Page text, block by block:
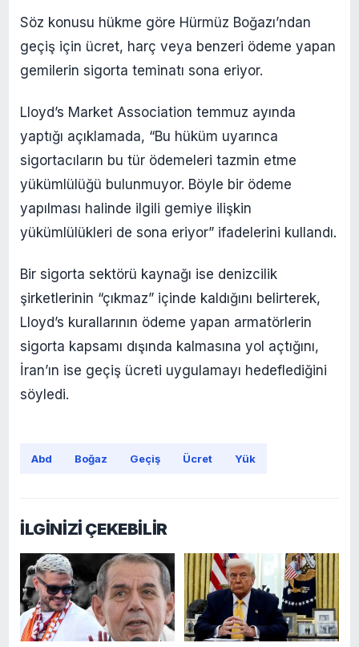
Söz konusu hükme göre Hürmüz Boğazı’ndan
geçiş için ücret, harç veya benzeri ödeme yapan
gemilerin sigorta teminatı sona eriyor.
Lloyd’s Market Association temmuz ayında
yaptığı açıklamada, “Bu hüküm uyarınca
sigortacıların bu tür ödemeleri tazmin etme
yükümlülüğü bulunmuyor. Böyle bir ödeme
yapılması halinde ilgili gemiye ilişkin
yükümlülükleri de sona eriyor” ifadelerini kullandı.
Bir sigorta sektörü kaynağı ise denizcilik
şirketlerinin “çıkmaz” içinde kaldığını belirterek,
Lloyd’s kurallarının ödeme yapan armatörlerin
sigorta kapsamı dışında kalmasına yol açtığını,
İran’ın ise geçiş ücreti uygulamayı hedeflediğini
söyledi.
Abd Boğaz Geçiş Ücret Yük
İLGİNİZİ ÇEKEBİLİR